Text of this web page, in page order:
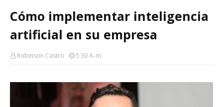
Cómo implementar inteligencia
artificial en su empresa
Robinson Castro 5:30 A. M.